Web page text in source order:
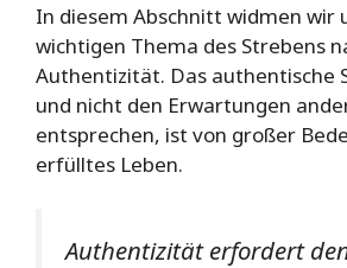
In diesem Abschnitt widmen wir
wichtigen Thema des Strebens
Authentizität. Das authentische
und nicht den Erwartungen
entsprechen, ist von großer
erfülltes Leben.
Authentizität erfordert